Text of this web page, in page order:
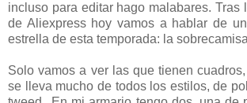
incluso para editar hago malabares. Tras
de Aliexpress hoy vamos a hablar de
estrella de esta temporada: la
Solo vamos a ver las que tienen
se lleva mucho de todos los estilos, de